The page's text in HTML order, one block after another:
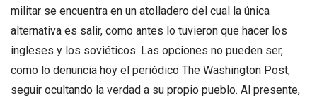
militar se encuentra en un atolladero del cual la única
alternativa es salir, como antes lo tuvieron que hacer los
ingleses y los soviéticos. Las opciones no pueden ser,
como lo denuncia hoy el periódico The Washington Post,
seguir ocultando la verdad a su propio pueblo. Al presente,